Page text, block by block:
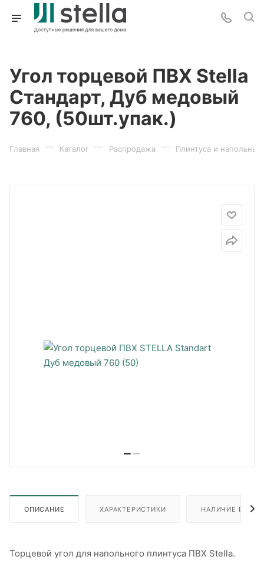
Угол торцевой ПВХ Stella
Стандарт, Дуб медовый
760, (50шт.упак.)
Главная — Каталог — Распродажа — Плинтуса и
ОПИСАНИЕ ХАРАКТЕРИСТИКИ НАЛИЧИЕ В
Торцевой угол для напольного плинтуса ПВХ Stella.